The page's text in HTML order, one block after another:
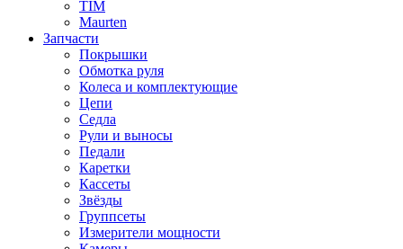
TIM
Maurten
Запчасти
Покрышки
Обмотка руля
Колеса и комплектующие
Цепи
Седла
Рули и выносы
Педали
Каретки
Кассеты
Звёзды
Группсеты
Измерители мощности